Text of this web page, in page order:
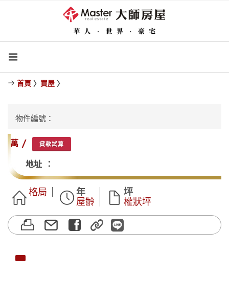
首頁 〉 買屋 〉
物件編號：
萬 / 貸款試算
地址 ：
格局
年
屋齡
坪
權狀坪